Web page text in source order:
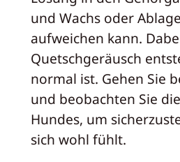
und Wachs oder
aufweichen kann.
Quetschgeräusch
normal ist. Gehen Sie
und beobachten Sie
Hundes, um
sich wohl fühlt.